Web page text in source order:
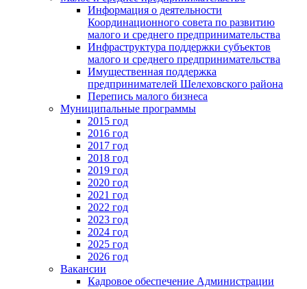
Информация о деятельности
Координационного совета по развитию
малого и среднего предпринимательства
Инфраструктура поддержки субъектов
малого и среднего предпринимательства
Имущественная поддержка
предпринимателей Шелеховского района
Перепись малого бизнеса
Муниципальные программы
2015 год
2016 год
2017 год
2018 год
2019 год
2020 год
2021 год
2022 год
2023 год
2024 год
2025 год
2026 год
Вакансии
Кадровое обеспечение Администрации